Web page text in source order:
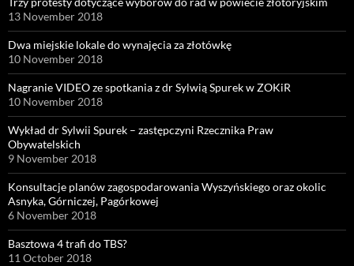
13 November 2018
Dwa miejskie lokale do wynajęcia za złotówkę
10 November 2018
Nagranie VIDEO ze spotkania z dr Sylwią Spurek w ZOKiR
10 November 2018
Wykład dr Sylwii Spurek – zastępczyni Rzecznika Praw
Obywatelskich
9 November 2018
Konsultacje planów zagospodarowania Wyszyńskiego oraz okolic
Asnyka, Górniczej, Pagórkowej
6 November 2018
Basztowa 4 trafi do TBS?
11 October 2018